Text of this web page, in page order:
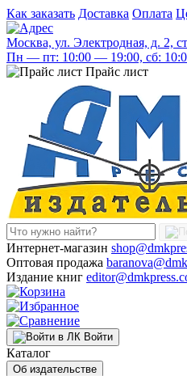
Как заказать Доставка Оплата
Москва, ул. Электродная, д. 2,
Пн — пт: 10:00 — 19:00, сб:
Прайс лист
Интернет-магазин
Оптовая продажа
Издание книг
Войти
Каталог
Об издательстве